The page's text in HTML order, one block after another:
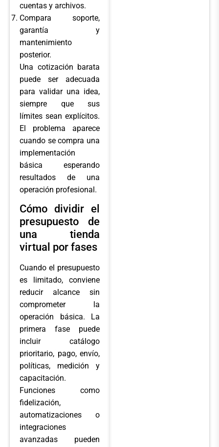
cuentas y archivos.
Compara soporte,
garantía y
mantenimiento
posterior.
Una cotización barata
puede ser adecuada
para validar una idea,
siempre que sus
límites sean explícitos.
El problema aparece
cuando se compra una
implementación
básica esperando
resultados de una
operación profesional.
Cómo dividir el
presupuesto de
una tienda
virtual por fases
Cuando el presupuesto
es limitado, conviene
reducir alcance sin
comprometer la
operación básica. La
primera fase puede
incluir catálogo
prioritario, pago, envío,
políticas, medición y
capacitación.
Funciones como
fidelización,
automatizaciones o
integraciones
avanzadas pueden